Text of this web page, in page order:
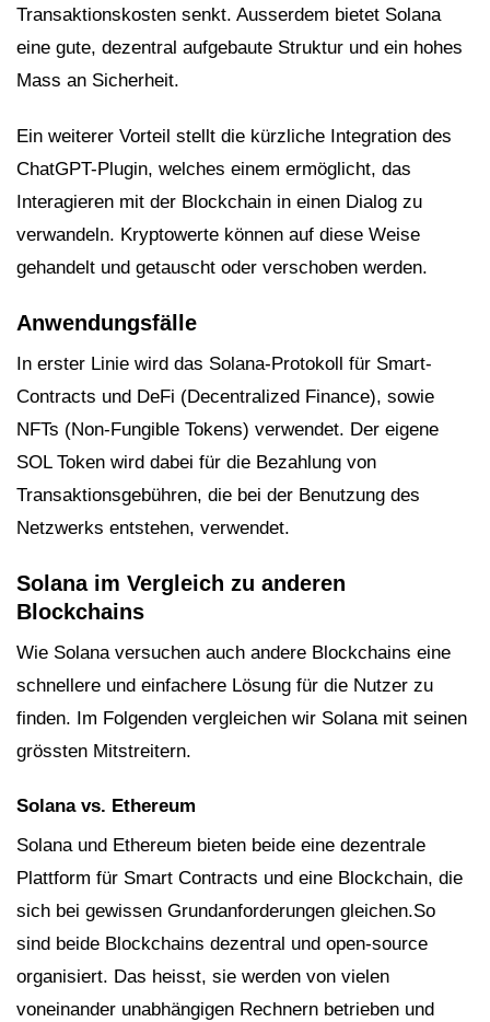
Transaktionskosten senkt. Ausserdem bietet Solana
eine gute, dezentral aufgebaute Struktur und ein hohes
Mass an Sicherheit.
Ein weiterer Vorteil stellt die kürzliche Integration des
ChatGPT-Plugin, welches einem ermöglicht, das
Interagieren mit der Blockchain in einen Dialog zu
verwandeln. Kryptowerte können auf diese Weise
gehandelt und getauscht oder verschoben werden.
Anwendungsfälle
In erster Linie wird das Solana-Protokoll für Smart-
Contracts und DeFi (Decentralized Finance), sowie
NFTs (Non-Fungible Tokens) verwendet. Der eigene
SOL Token wird dabei für die Bezahlung von
Transaktionsgebühren, die bei der Benutzung des
Netzwerks entstehen, verwendet.
Solana im Vergleich zu anderen
Blockchains
Wie Solana versuchen auch andere Blockchains eine
schnellere und einfachere Lösung für die Nutzer zu
finden. Im Folgenden vergleichen wir Solana mit seinen
grössten Mitstreitern.
Solana vs. Ethereum
Solana und Ethereum bieten beide eine dezentrale
Plattform für Smart Contracts und eine Blockchain, die
sich bei gewissen Grundanforderungen gleichen.So
sind beide Blockchains dezentral und open-source
organisiert. Das heisst, sie werden von vielen
voneinander unabhängigen Rechnern betrieben und